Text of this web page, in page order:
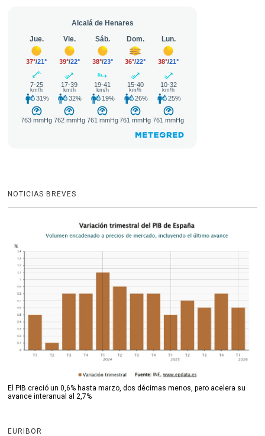
NOTICIAS BREVES
El PIB creció un 0,6% hasta marzo, dos décimas menos, pero acelera su
avance interanual al 2,7%
EURIBOR